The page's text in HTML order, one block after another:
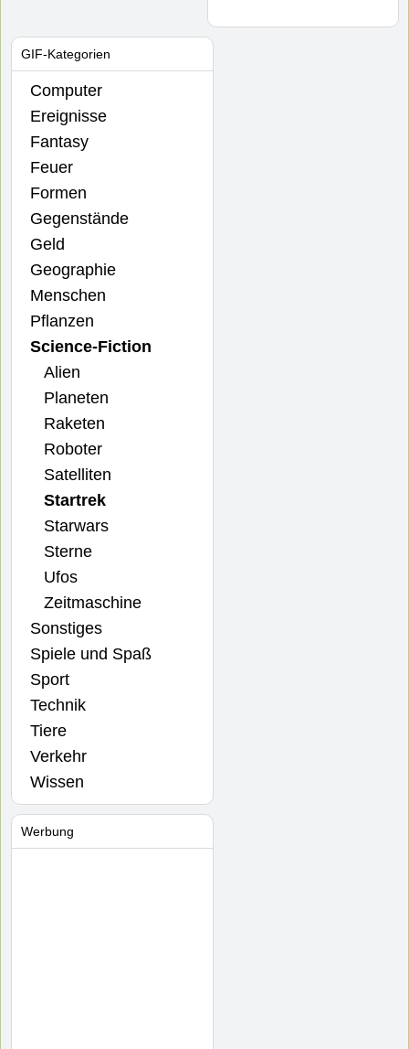
GIF-Kategorien
Computer
Ereignisse
Fantasy
Feuer
Formen
Gegenstände
Geld
Geographie
Menschen
Pflanzen
Science-Fiction
Alien
Planeten
Raketen
Roboter
Satelliten
Startrek
Starwars
Sterne
Ufos
Zeitmaschine
Sonstiges
Spiele und Spaß
Sport
Technik
Tiere
Verkehr
Wissen
Werbung